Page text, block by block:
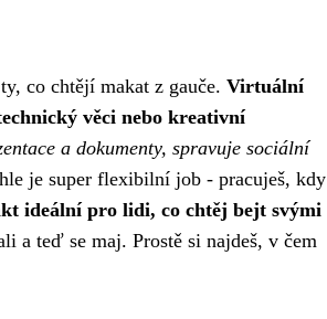
co chtějí makat z gauče. Virtuální
věci nebo kreativní
a dokumenty, spravuje sociální
je super flexibilní job - pracuješ, kdy
ideální pro lidi, co chtěj bejt svými
a teď se maj. Prostě si najdeš, v čem